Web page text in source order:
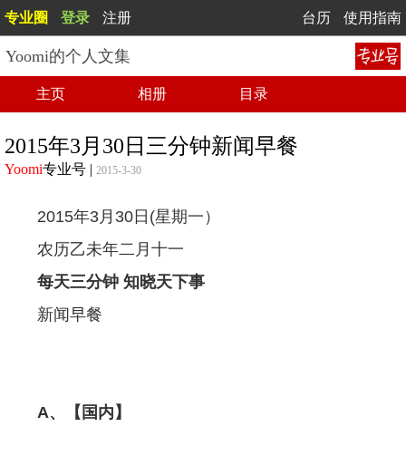
专业圈 登录 注册 台历 使用指南
Yoomi的个人文集
主页 相册 目录
2015年3月30日三分钟新闻早餐
Yoomi专业号 | 2015-3-30
2015年3月30日(星期一）
农历乙未年二月十一
每天三分钟 知晓天下事
新闻早餐
A、【国内】